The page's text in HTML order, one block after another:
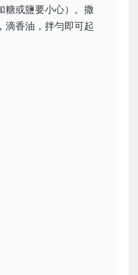
糖或鹽要小心）。撒
滴香油，拌勻即可起